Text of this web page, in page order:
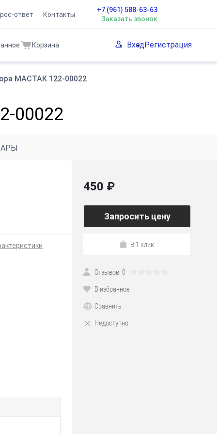
ответ Контакты
+7 (961) 588-63-63
Заказать звонок
Корзина ВходРегистрация
МАСТАК 122-00022
00022
450 ₽
Запросить цену
В 1 клик
Отзывов: 0
В избранное
Сравнить
Недоступно